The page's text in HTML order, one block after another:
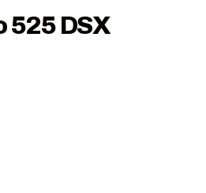
525 DSX